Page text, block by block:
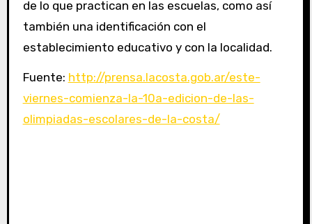
de lo que practican en las escuelas, como así
también una identificación con el
establecimiento educativo y con la localidad.
Fuente: http://prensa.lacosta.gob.ar/este-
viernes-comienza-la-10a-edicion-de-las-
olimpiadas-escolares-de-la-costa/